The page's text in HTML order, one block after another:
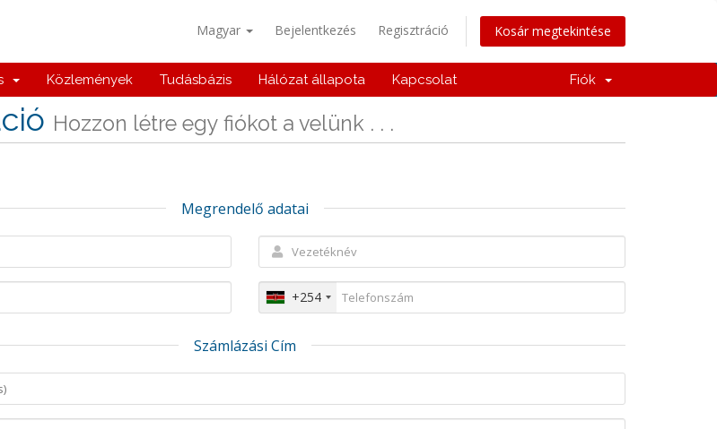
Magyar Bejelentkezés Regisztráció Kosár megtekintése
Közlemények Tudásbázis Hálózat állapota Kapcsolat Fiók
Hozzon létre egy fiókot a velünk . . .
Megrendelő adatai
+254
Számlázási Cím